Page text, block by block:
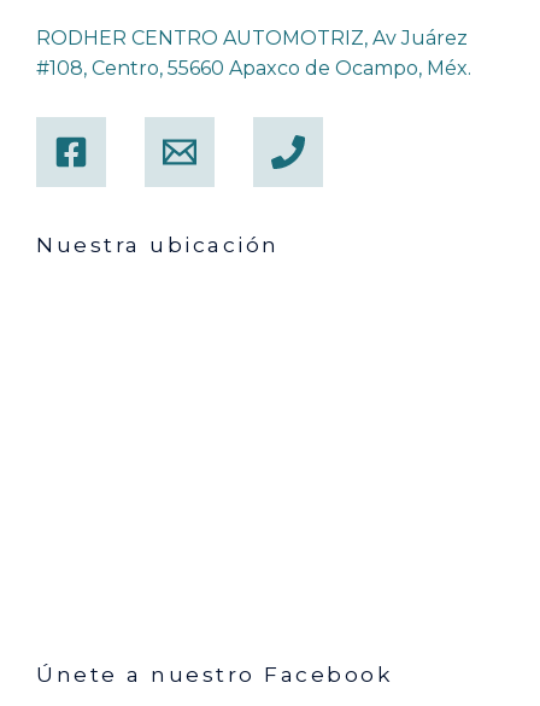
RODHER CENTRO AUTOMOTRIZ, Av Juárez
#108, Centro, 55660 Apaxco de Ocampo, Méx.
Nuestra ubicación
Únete a nuestro Facebook